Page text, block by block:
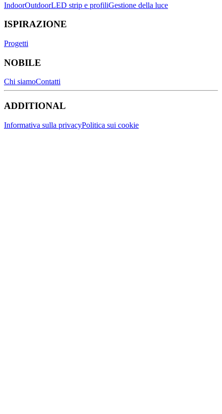
IndoorOutdoorLED strip e profiliGestione della luce
ISPIRAZIONE
Progetti
NOBILE
Chi siamoContatti
ADDITIONAL
Informativa sulla privacyPolitica sui cookie